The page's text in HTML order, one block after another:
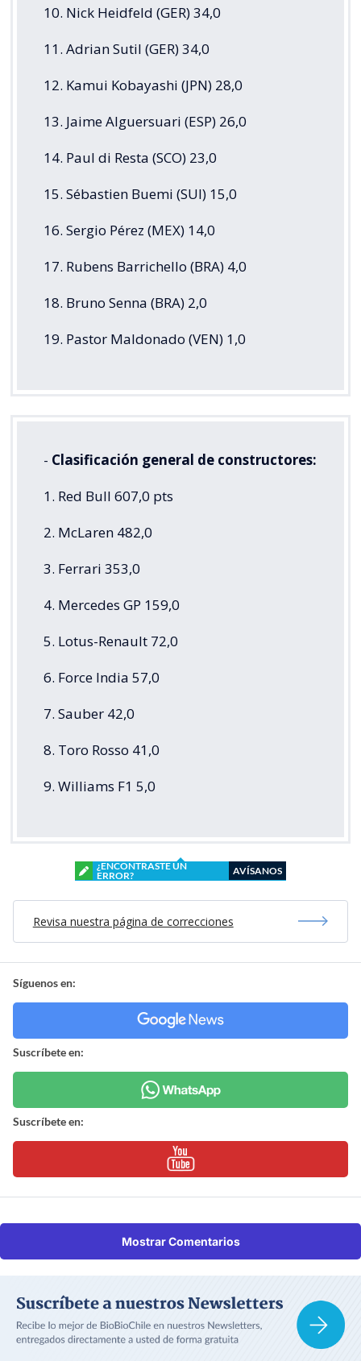
10. Nick Heidfeld (GER) 34,0
11. Adrian Sutil (GER) 34,0
12. Kamui Kobayashi (JPN) 28,0
13. Jaime Alguersuari (ESP) 26,0
14. Paul di Resta (SCO) 23,0
15. Sébastien Buemi (SUI) 15,0
16. Sergio Pérez (MEX) 14,0
17. Rubens Barrichello (BRA) 4,0
18. Bruno Senna (BRA) 2,0
19. Pastor Maldonado (VEN) 1,0
- Clasificación general de constructores:
1. Red Bull 607,0 pts
2. McLaren 482,0
3. Ferrari 353,0
4. Mercedes GP 159,0
5. Lotus-Renault 72,0
6. Force India 57,0
7. Sauber 42,0
8. Toro Rosso 41,0
9. Williams F1 5,0
¿ENCONTRASTE UN
ERROR?
AVÍSANOS
Revisa nuestra página de correcciones
Síguenos en:
Suscríbete en:
Suscríbete en:
Mostrar Comentarios